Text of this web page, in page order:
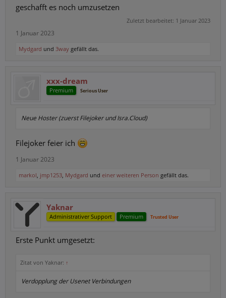
geschafft es noch umzusetzen
Zuletzt bearbeitet: 1 Januar 2023
1 Januar 2023
Mydgard und 3way gefällt das.
xxx-dream
Premium Serious User
Neue Hoster (zuerst Filejoker und Isra.Cloud)
Filejoker feier ich
1 Januar 2023
markol, jmp1253, Mydgard und einer weiteren Person gefällt das.
Yaknar
Administrativer Support Premium Trusted User
Erste Punkt umgesetzt:
Zitat von Yaknar: ↑
Verdopplung der Usenet Verbindungen